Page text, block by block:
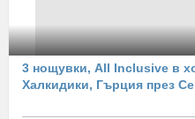
3 нощувки, All Inclusive в
Халкидики, Гърция през